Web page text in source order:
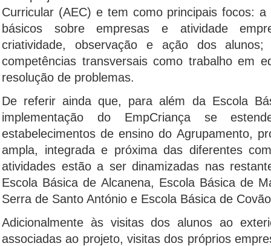
Curricular (AEC) e tem como principais focos:
básicos sobre empresas e atividade
criatividade, observação e ação dos alunos;
competências transversais como trabalho em
resolução de problemas.
De referir ainda que, para além da Escola
implementação do EmpCriança se
estabelecimentos de ensino do Agrupamento,
ampla, integrada e próxima das diferentes
atividades estão a ser dinamizadas nas
Escola Básica de Alcanena, Escola Básica de
Serra de Santo António e Escola Básica de
Adicionalmente às visitas dos alunos ao
associadas ao projeto, visitas dos próprios